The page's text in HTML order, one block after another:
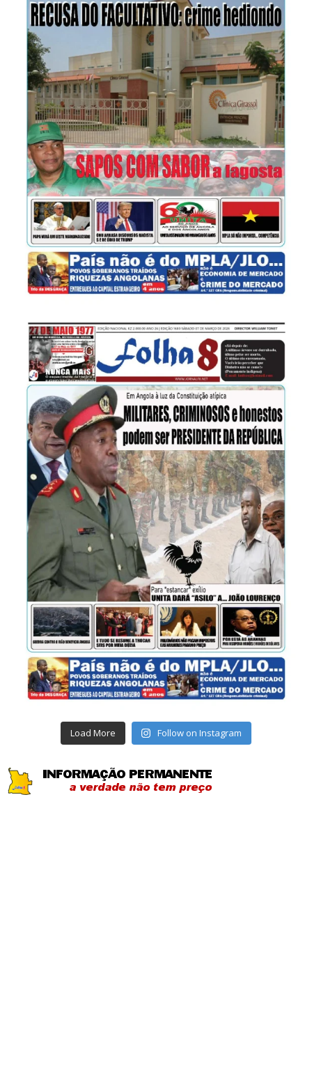
Load More Follow on Instagram